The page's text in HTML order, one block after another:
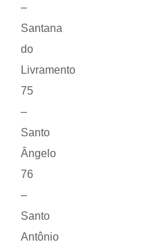
–
Santana
do
Livramento
75
–
Santo
Ângelo
76
–
Santo
Antônio